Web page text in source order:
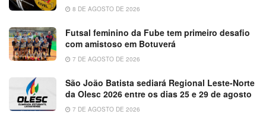
8 DE AGOSTO DE 2026
Futsal feminino da Fube tem primeiro desafio
com amistoso em Botuverá
7 DE AGOSTO DE 2026
São João Batista sediará Regional Leste-Norte
da Olesc 2026 entre os dias 25 e 29 de agosto
7 DE AGOSTO DE 2026